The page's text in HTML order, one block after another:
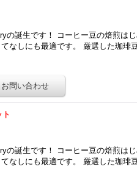
の誕生です！ コーヒー豆の焙煎は
なしにも最適です。 厳選した珈琲
の誕生です！ コーヒー豆の焙煎は
なしにも最適です。 厳選した珈琲